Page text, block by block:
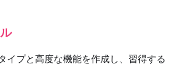
イプと高度な機能を作成し、習得する